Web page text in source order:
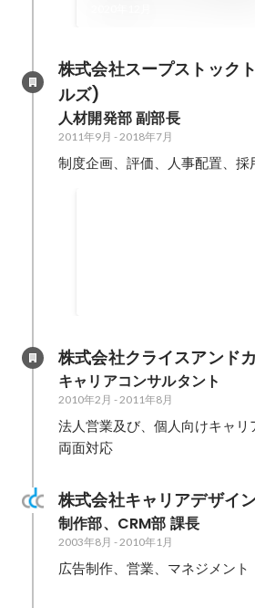
株式会社スープストック
ルズ)
人材開発部 副部長
2011年9月 -2018年7月
制度企画、評価、人事配置、採
株式会社クライスアンド
キャリアコンサルタント
2010年2月 -2011年8月
法人営業及び、個人向けキャ
両面対応
株式会社キャリアデザイ
制作部、CRM部 課長
2003年8月 -2010年1月
広告制作、営業、マネジメント